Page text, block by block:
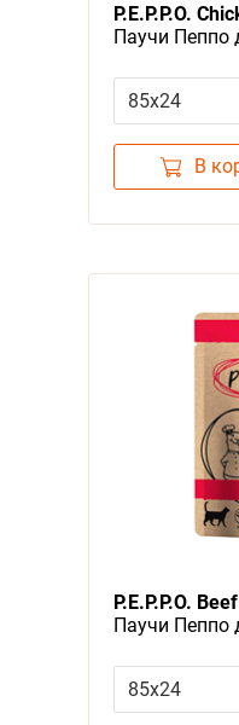
P.E.P.P.O.
Паучи Пеппо
упаковку)
85х24
В
P.E.P.P.O. Beef
Паучи Пеппо
упаковку)
85х24